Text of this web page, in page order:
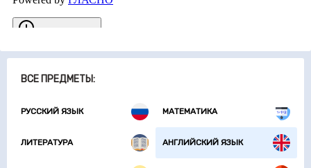
ВСЕ ПРЕДМЕТЫ:
РУССКИЙ ЯЗЫК МАТЕМАТИКА
ЛИТЕРАТУРА АНГЛИЙСКИЙ ЯЗЫК